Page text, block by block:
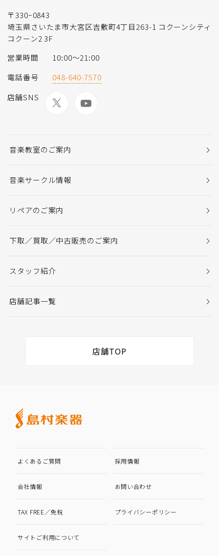
〒330ｰ0843
埼玉県さいたま市大宮区吉敷町4丁目263-1 コクーンシティ
コクーン2 3F
営業時間
10:00～21:00
電話番号
048-640-7570
店舗SNS
音楽教室のご案内
音楽サークル情報
リペアのご案内
下取／買取／中古販売のご案内
スタッフ紹介
店舗記事一覧
店舗TOP
よくあるご質問 採用情報
会社情報 お問い合わせ
TAX FREE／免税 プライバシーポリシー
サイトご利用について